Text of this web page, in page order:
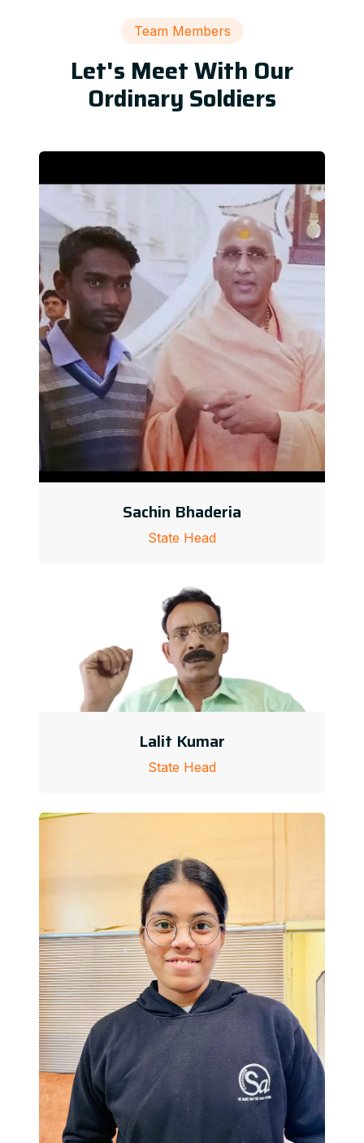
Team Members
Let's Meet With Our
Ordinary Soldiers
Sachin Bhaderia
State Head
Lalit Kumar
State Head